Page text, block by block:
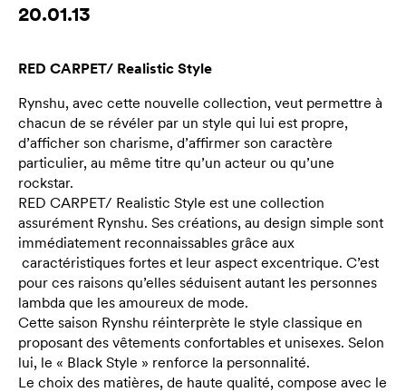
20.01.13
RED CARPET/ Realistic Style
Rynshu, avec cette nouvelle collection, veut permettre à
chacun de se révéler par un style qui lui est propre,
d’afficher son charisme, d’affirmer son caractère
particulier, au même titre qu’un acteur ou qu’une
rockstar.
RED CARPET/ Realistic Style est une collection
assurément Rynshu. Ses créations, au design simple sont
immédiatement reconnaissables grâce aux
caractéristiques fortes et leur aspect excentrique. C’est
pour ces raisons qu’elles séduisent autant les personnes
lambda que les amoureux de mode.
Cette saison Rynshu réinterprète le style classique en
proposant des vêtements confortables et unisexes. Selon
lui, le « Black Style » renforce la personnalité.
Le choix des matières, de haute qualité, compose avec le